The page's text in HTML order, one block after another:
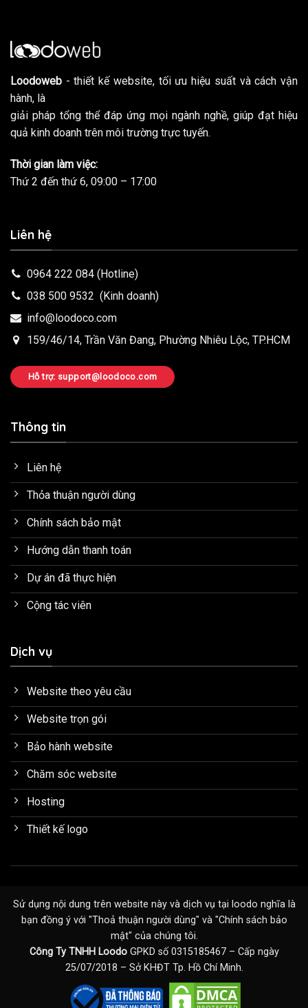
Loodoweb - thiết kế website, tối ưu hiệu suất và cách vận
hành, là
giải pháp tổng thể đáp ứng mọi ngành nghề, giúp đạt hiệu
quả kinh doanh trên môi trường trực tuyến.
Thời gian làm việc:
Thứ 2 đến thứ 6, 09:00 – 17:00
Liên hệ
0964 222 084 (Hotline)
038 500 9532 (Kinh doanh)
info@loodoco.com
159/46/14, Trần Văn Đang, Phường Nhiêu Lộc, TP.HCM
Hỗ trợ: support@loodoco.com
Thông tin
Liên hệ
Thỏa thuận người dùng
Chính sách bảo mật
Hướng dẫn thanh toán
Dự án đã thực hiện
Cộng tác viên
Dịch vụ
Website theo yêu cầu
Website trọn gói
Bảo hành website
Chăm sóc website
Hosting
Thiết kế logo
Sử dụng nội dung trên website này và dịch vụ tại loodo nghĩa là
bạn đồng ý với "Thoả thuận người dùng" và "Chính sách bảo
mật" của chúng tôi.
Công Ty TNHH LoodoGPKD số 0315185467 – Cấp ngày
25/07/2018 – Sở KHĐT Tp. Hồ Chí Minh.